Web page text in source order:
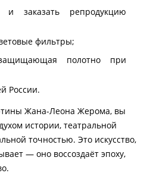
и заказать репродукцию
фильтры;
полотно при
России.
Жана-Леона Жерома, вы
истории, театральной
точностью. Это искусство,
— оно воссоздаёт эпоху,